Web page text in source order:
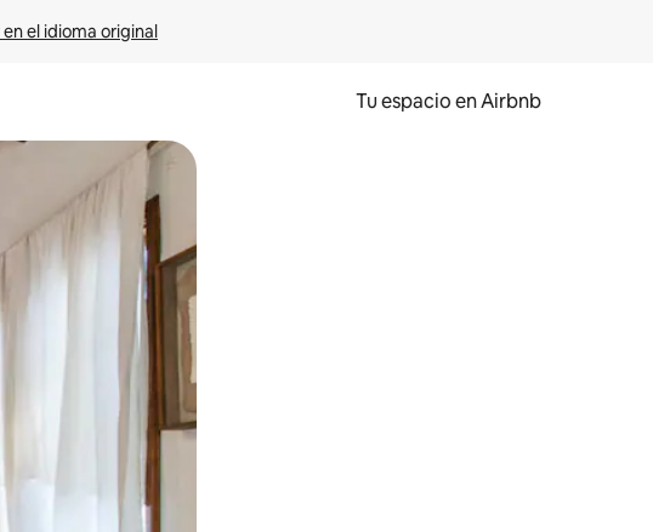
el idioma original
Tu espacio en Airbnb
abajo, o bien tocando y deslizando la pantalla.